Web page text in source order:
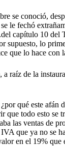
se conoció,
le fechó
capítulo 10 del
lo
que lo hace con
raíz de la
qué este afán
que todo esto se
las ventas de
que ya no se
en el 19%